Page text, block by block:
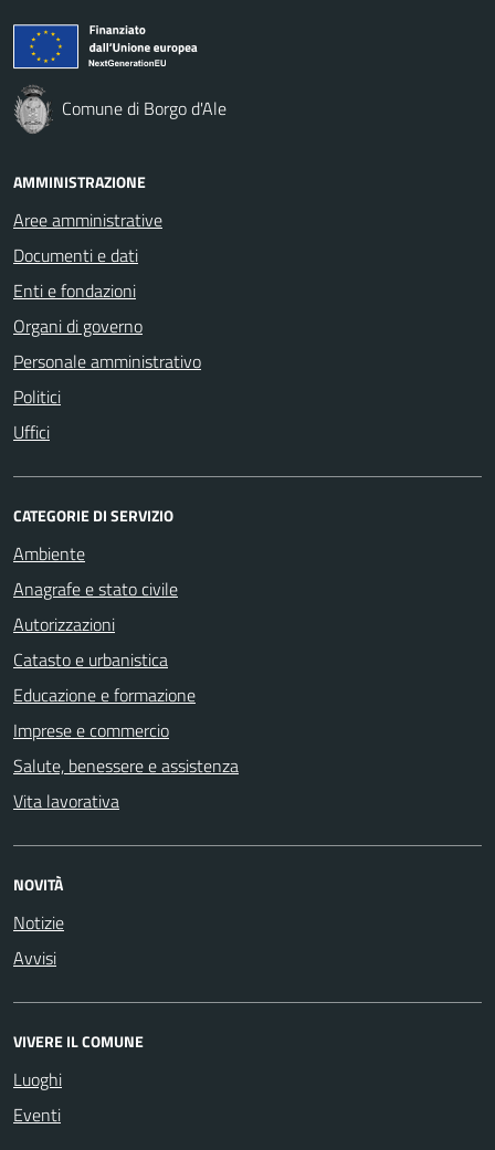
Comune di Borgo d'Ale
AMMINISTRAZIONE
Aree amministrative
Documenti e dati
Enti e fondazioni
Organi di governo
Personale amministrativo
Politici
Uffici
CATEGORIE DI SERVIZIO
Ambiente
Anagrafe e stato civile
Autorizzazioni
Catasto e urbanistica
Educazione e formazione
Imprese e commercio
Salute, benessere e assistenza
Vita lavorativa
NOVITÀ
Notizie
Avvisi
VIVERE IL COMUNE
Luoghi
Eventi